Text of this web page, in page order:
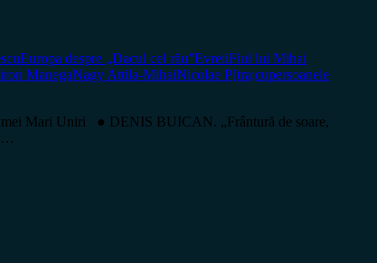
Europa despre „Dacul cel rău”EvreiiFiul lui Mihai
ManegaNagy Attila-MihaiNicolae P[tra;cupersoanele
Mari Uniri ● DENIS BUICAN. „Frântură de soare,